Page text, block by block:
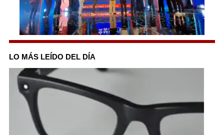
0
of
41
seconds
LO MÁS LEÍDO DEL DÍA